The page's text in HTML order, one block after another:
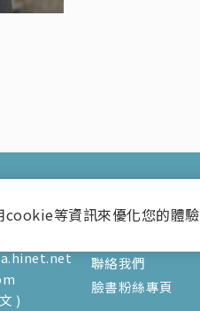
)
關於
聯絡我們
臉書粉絲專頁
cookie等資訊來優化您的體